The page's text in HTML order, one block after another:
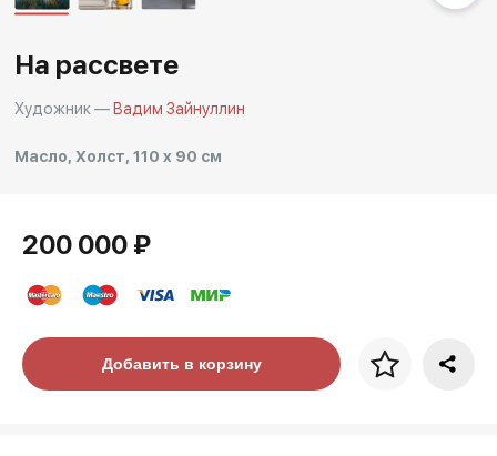
На рассвете
Художник — Вадим Зайнуллин
Масло, Холст, 110 x 90 см
200 000 ₽
Цена за багетДобавить в корзину